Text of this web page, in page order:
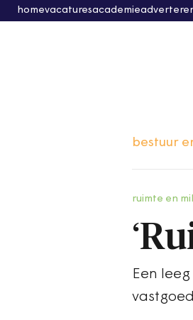
homevacaturesacademie
bestuur
ruimte en
Een